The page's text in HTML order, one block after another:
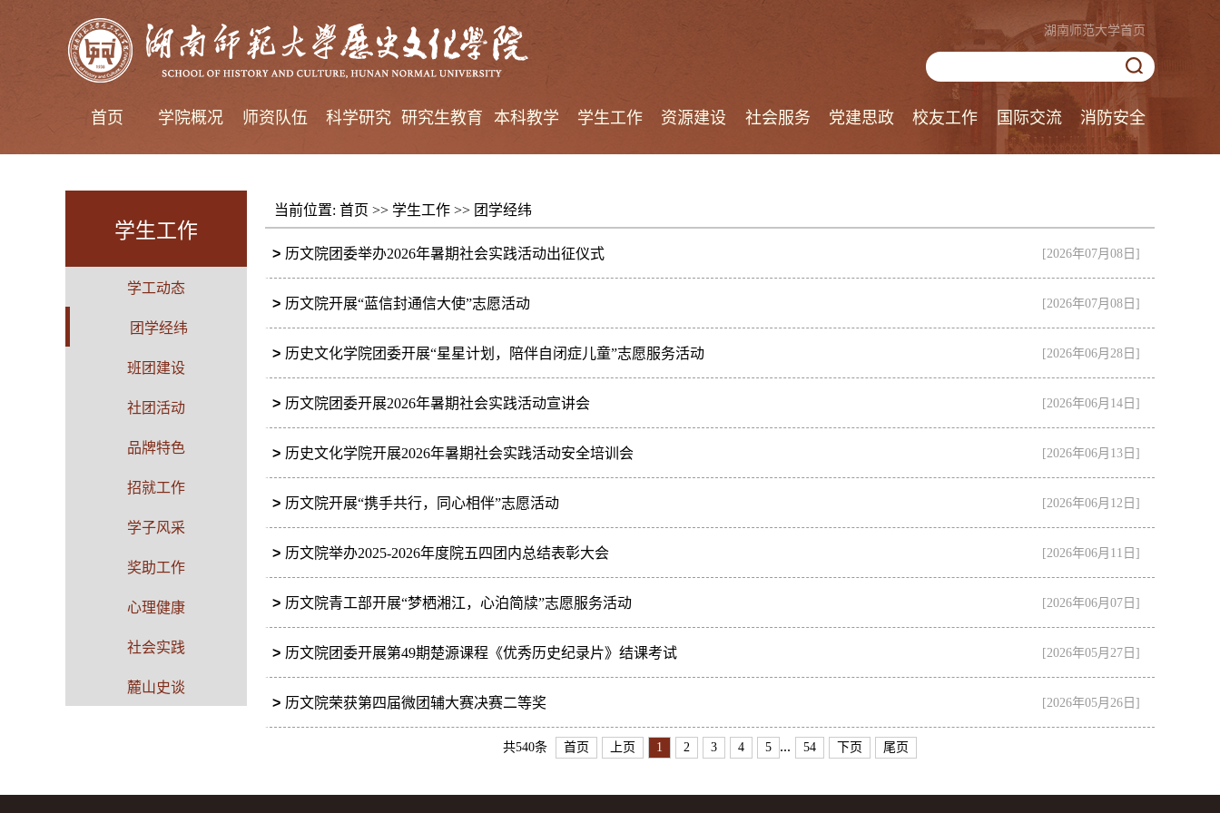
湖南师范大学首页
首页 学院概况 师资队伍 科学研究 研究生教育 本科教学 学生工作 资源建设 社会服务 党建思政 校友工作 国际交流 消防安全
学生工作
学工动态
团学经纬
班团建设
社团活动
品牌特色
招就工作
学子风采
奖助工作
心理健康
社会实践
麓山史谈
当前位置: 首页 >> 学生工作 >> 团学经纬
> 历文院团委举办2026年暑期社会实践活动出征仪式 [2026年07月08日]
> 历文院开展“蓝信封通信大使”志愿活动 [2026年07月08日]
> 历史文化学院团委开展“星星计划，陪伴自闭症儿童”志愿服务活动 [2026年06月28日]
> 历文院团委开展2026年暑期社会实践活动宣讲会 [2026年06月14日]
> 历史文化学院开展2026年暑期社会实践活动安全培训会 [2026年06月13日]
> 历文院开展“携手共行，同心相伴”志愿活动 [2026年06月12日]
> 历文院举办2025-2026年度院五四团内总结表彰大会 [2026年06月11日]
> 历文院青工部开展“梦栖湘江，心泊简牍”志愿服务活动 [2026年06月07日]
> 历文院团委开展第49期楚源课程《优秀历史纪录片》结课考试 [2026年05月27日]
> 历文院荣获第四届微团辅大赛决赛二等奖 [2026年05月26日]
共540条 首页 上页 1 2 3 4 5 ... 54 下页 尾页